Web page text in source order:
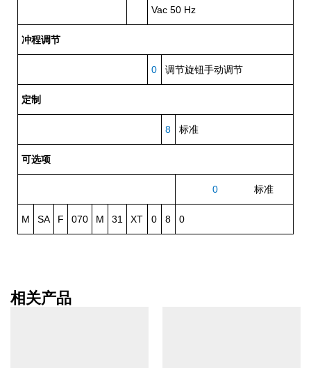
Vac 50 Hz
冲程调节
0 调节旋钮手动调节
定制
8 标准
可选项
0 标准
M SA F 070 M 31 XT 0 8 0
相关产品